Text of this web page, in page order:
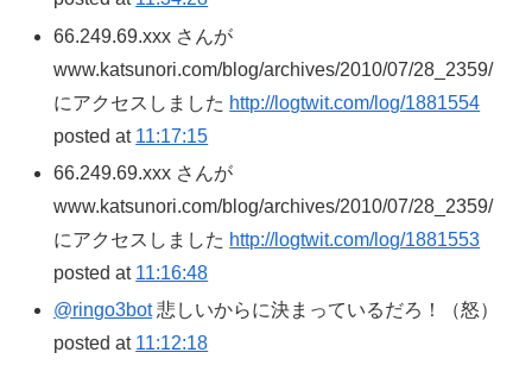
66.249.69.xxx さんが
www.katsunori.com/blog/archives/2010/07/28_2359/
にアクセスしました http://logtwit.com/log/1881554
posted at 11:17:15
66.249.69.xxx さんが
www.katsunori.com/blog/archives/2010/07/28_2359/
にアクセスしました http://logtwit.com/log/1881553
posted at 11:16:48
@ringo3bot悲しいからに決まっているだろ！（怒）
posted at 11:12:18